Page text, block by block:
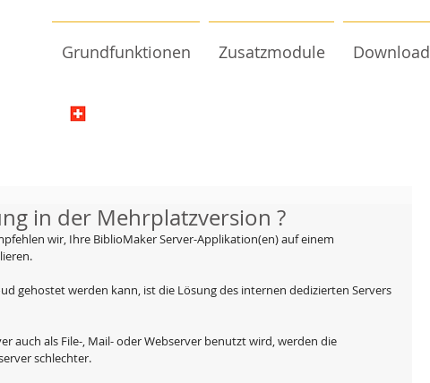
Grundfunktionen Zusatzmodule Download
in der Mehrplatzversion ?
wir, Ihre BiblioMaker Server-Applikation(en) auf einem
gehostet werden kann, ist die Lösung des internen dedizierten Servers
auch als File-, Mail- oder Webserver benutzt wird, werden die
schlechter.